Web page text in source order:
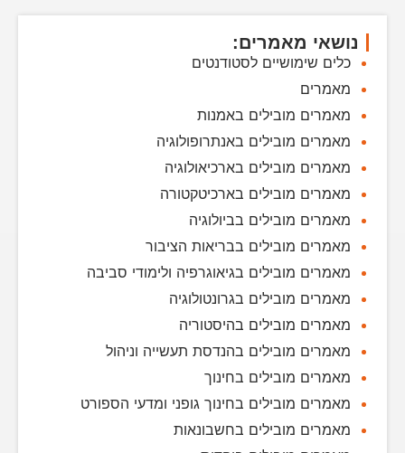
נושאי מאמרים:
כלים שימושיים לסטודנטים
מאמרים
מאמרים מובילים באמנות
מאמרים מובילים באנתרופולוגיה
מאמרים מובילים בארכיאולוגיה
מאמרים מובילים בארכיטקטורה
מאמרים מובילים בביולוגיה
מאמרים מובילים בבריאות הציבור
מאמרים מובילים בגיאוגרפיה ולימודי סביבה
מאמרים מובילים בגרונטולוגיה
מאמרים מובילים בהיסטוריה
מאמרים מובילים בהנדסת תעשייה וניהול
מאמרים מובילים בחינוך
מאמרים מובילים בחינוך גופני ומדעי הספורט
מאמרים מובילים בחשבונאות